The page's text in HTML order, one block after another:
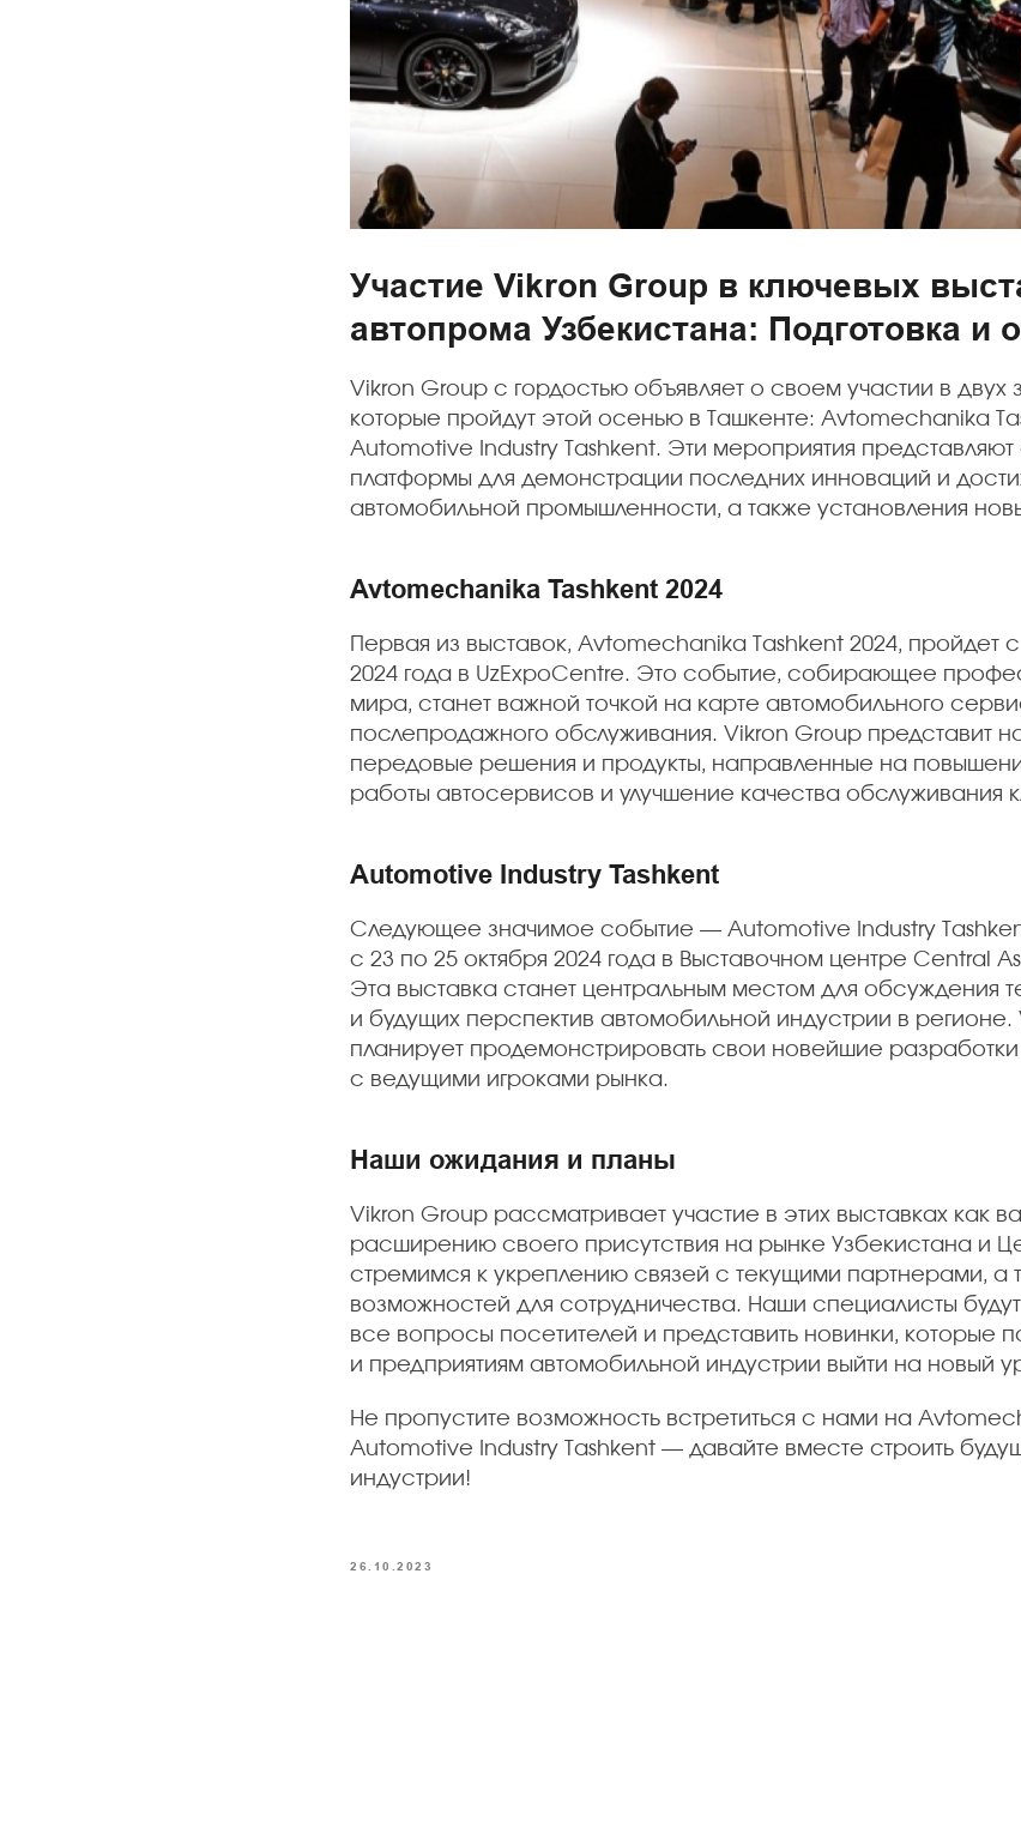
Участие Vikron Group в ключевых
автопрома Узбекистана: Подготовка и
Vikron Group с гордостью объявляет о своем участии в двух
которые пройдут этой осенью в Ташкенте: Avtomechanika
Automotive Industry Tashkent. Эти мероприятия
платформы для демонстрации последних инноваций и
автомобильной промышленности, а также установления
Avtomechanika Tashkent 2024
Первая из выставок, Avtomechanika Tashkent 2024, пройдет
2024 года в UzExpoCentre. Это событие, собирающее
мира, станет важной точкой на карте автомобильного
послепродажного обслуживания. Vikron Group представит
передовые решения и продукты, направленные на
работы автосервисов и улучшение качества обслуживания
Automotive Industry Tashkent
Следующее значимое событие — Automotive Industry
с 23 по 25 октября 2024 года в Выставочном центре Central
Эта выставка станет центральным местом для обсуждения
и будущих перспектив автомобильной индустрии в регионе.
планирует продемонстрировать свои новейшие
с ведущими игроками рынка.
Наши ожидания и планы
Vikron Group рассматривает участие в этих выставках как
расширению своего присутствия на рынке Узбекистана и
стремимся к укреплению связей с текущими партнерами, а
возможностей для сотрудничества. Наши специалисты будут
все вопросы посетителей и представить новинки, которые
и предприятиям автомобильной индустрии выйти на новый
Не пропустите возможность встретиться с нами на
Automotive Industry Tashkent — давайте вместе строить
индустрии!
26.10.2023